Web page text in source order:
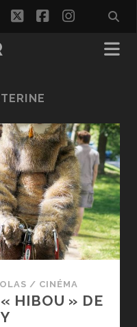
twitterfacebook
/ CINÉMA
HIBOU » DE